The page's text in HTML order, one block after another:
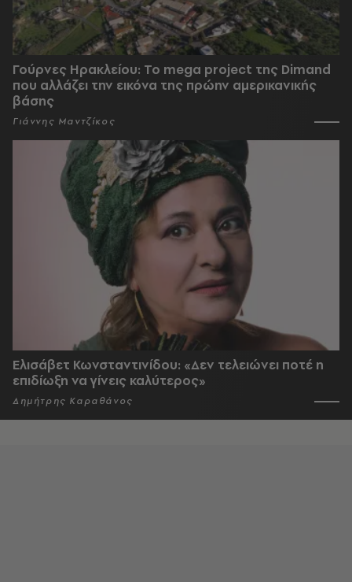
Γούρνες Ηρακλείου: To mega project της Dimand
που αλλάζει την εικόνα της πρώην αμερικανικής
βάσης
Γιάννης Μαντζίκος
Ελισάβετ Κωνσταντινίδου: «Δεν τελειώνει ποτέ η
επιδίωξη να γίνεις καλύτερος»
Δημήτρης Καραθάνος